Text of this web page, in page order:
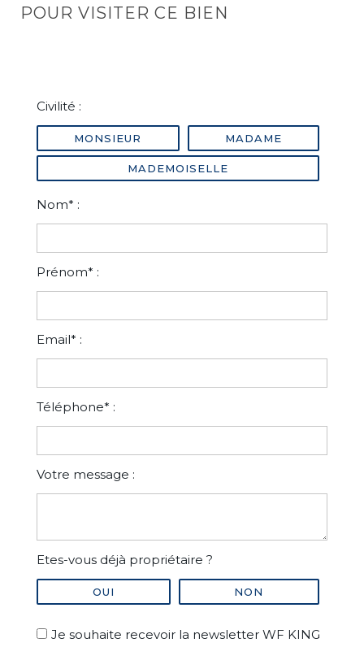
POUR VISITER CE BIEN
Civilité :
MONSIEUR MADAME
MADEMOISELLE
Nom* :
Prénom* :
Email* :
Téléphone* :
Votre message :
Etes-vous déjà propriétaire ?
OUI NON
Je souhaite recevoir la newsletter WF KING